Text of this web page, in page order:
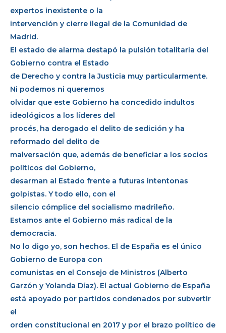
expertos inexistente o la
intervención y cierre ilegal de la Comunidad de
Madrid.
El estado de alarma destapó la pulsión totalitaria del
Gobierno contra el Estado
de Derecho y contra la Justicia muy particularmente.
Ni podemos ni queremos
olvidar que este Gobierno ha concedido indultos
ideológicos a los líderes del
procés, ha derogado el delito de sedición y ha
reformado del delito de
malversación que, además de beneficiar a los socios
políticos del Gobierno,
desarman al Estado frente a futuras intentonas
golpistas. Y todo ello, con el
silencio cómplice del socialismo madrileño.
Estamos ante el Gobierno más radical de la
democracia.
No lo digo yo, son hechos. El de España es el único
Gobierno de Europa con
comunistas en el Consejo de Ministros (Alberto
Garzón y Yolanda Díaz). El actual Gobierno de España
está apoyado por partidos condenados por subvertir
el
orden constitucional en 2017 y por el brazo político de